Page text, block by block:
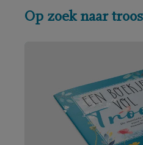
Op zoek naar